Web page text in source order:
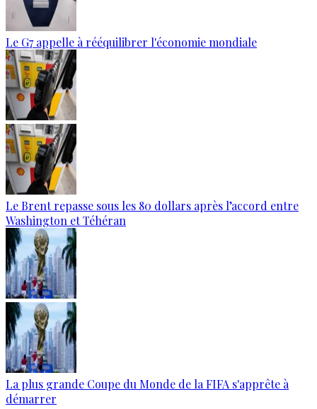
Le G7 appelle à rééquilibrer l'économie mondiale
Le Brent repasse sous les 80 dollars après l’accord entre
Washington et Téhéran
La plus grande Coupe du Monde de la FIFA s'apprête à
démarrer